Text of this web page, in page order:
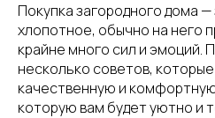
Покупка загородного дома
хлопотное, обычно на него
крайне много сил и эмоций.
несколько советов,
качественную и
которую вам будет уютно и